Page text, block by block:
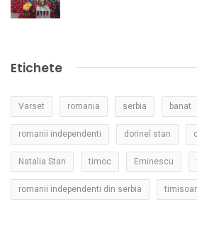
Etichete
Varset romania serbia banat
romanii independenti dorinel stan
Natalia Stan timoc Eminescu
romanii independenti din serbia